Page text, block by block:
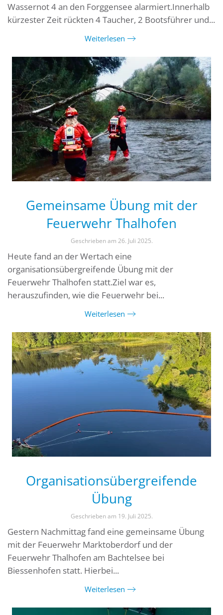
Wassernot 4 an den Forggensee alarmiert.Innerhalb
kürzester Zeit rückten 4 Taucher, 2 Bootsführer und...
Weiterlesen
Gemeinsame Übung mit der
Feuerwehr Thalhofen
Geschrieben am 26. Juli 2025.
Heute fand an der Wertach eine
organisationsübergreifende Übung mit der
Feuerwehr Thalhofen statt.Ziel war es,
herauszufinden, wie die Feuerwehr bei...
Weiterlesen
Organisationsübergreifende
Übung
Geschrieben am 19. Juli 2025.
Gestern Nachmittag fand eine gemeinsame Übung
mit der Feuerwehr Marktoberdorf und der
Feuerwehr Thalhofen am Bachtelsee bei
Biessenhofen statt. Hierbei...
Weiterlesen